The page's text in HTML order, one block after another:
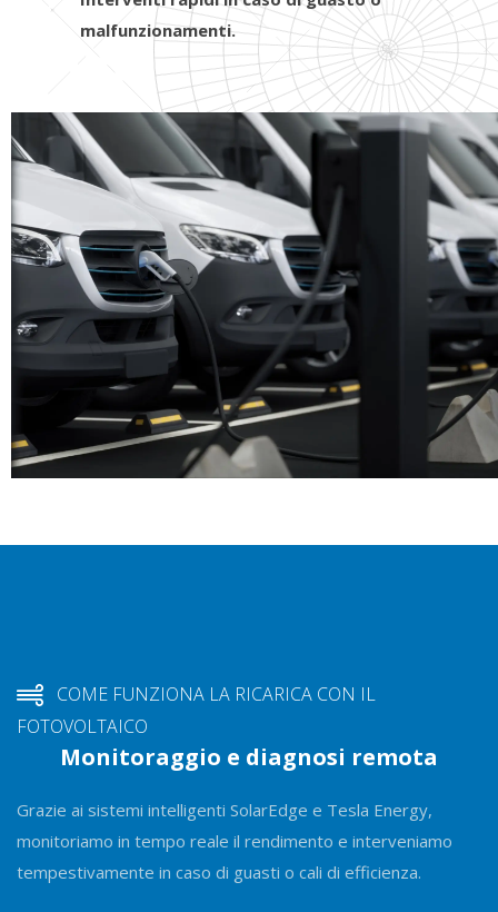
malfunzionamenti.
COME FUNZIONA LA RICARICA CON IL
FOTOVOLTAICO
Monitoraggio e diagnosi remota
Grazie ai sistemi intelligenti SolarEdge e Tesla Energy,
monitoriamo in tempo reale il rendimento e interveniamo
tempestivamente in caso di guasti o cali di efficienza.